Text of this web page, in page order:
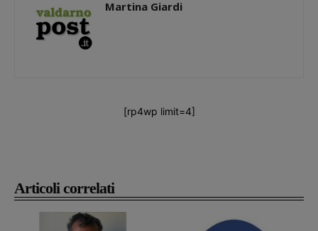
Articoli correlati
Martina Giardi
[rp4wp limit=4]